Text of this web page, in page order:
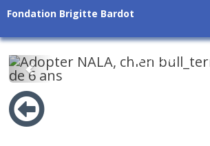
Fondation Brigitte Bardot
Précédent